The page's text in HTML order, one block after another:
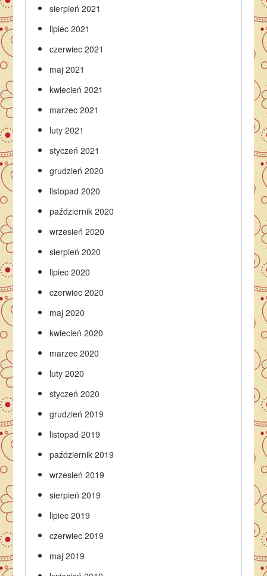
sierpień 2021
lipiec 2021
czerwiec 2021
maj 2021
kwiecień 2021
marzec 2021
luty 2021
styczeń 2021
grudzień 2020
listopad 2020
październik 2020
wrzesień 2020
sierpień 2020
lipiec 2020
czerwiec 2020
maj 2020
kwiecień 2020
marzec 2020
luty 2020
styczeń 2020
grudzień 2019
listopad 2019
październik 2019
wrzesień 2019
sierpień 2019
lipiec 2019
czerwiec 2019
maj 2019